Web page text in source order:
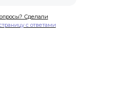
Сделали
с ответами